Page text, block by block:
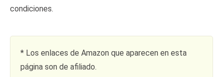
condiciones.
* Los enlaces de Amazon que aparecen en esta
página son de afiliado.